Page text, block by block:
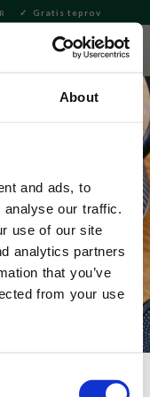
About
and ads, to
analyse our traffic.
use of our site
analytics partners
that you’ve
from your use
Gratis teprov
är inte bara söt att se
håller drycken kall